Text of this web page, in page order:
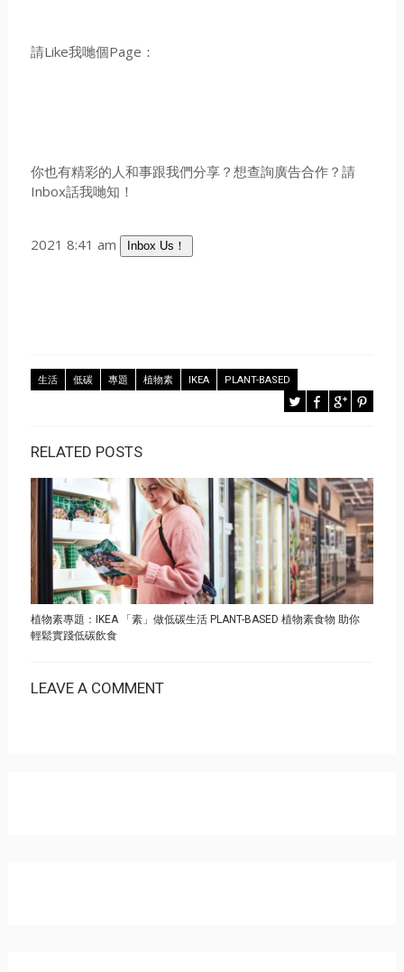
請Like我哋個Page：
你也有精彩的人和事跟我們分享？想查詢廣告合作？請
Inbox話我哋知！
2021 8:41 am Inbox Us！
生活 低碳 專題 植物素 IKEA PLANT-BASED
RELATED POSTS
植物素專題：IKEA 「素」做低碳生活 PLANT-BASED 植物素食物 助你
輕鬆實踐低碳飲食
LEAVE A COMMENT